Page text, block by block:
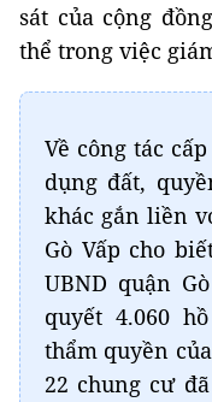
sát của cộng
thể trong việc
Về công tác
dụng đất,
khác gắn liền
Gò Vấp cho
UBND quận
quyết 4.060
thẩm quyền
22 chung cư